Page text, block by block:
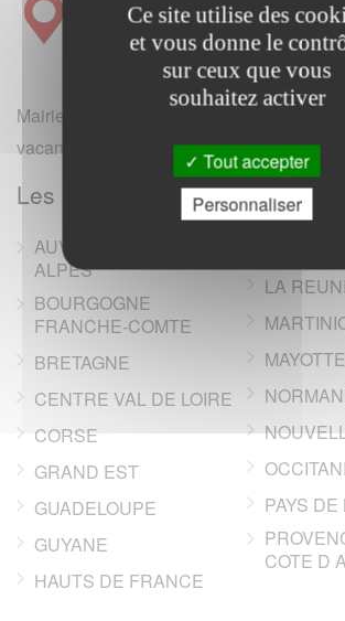
Mairie et office de tourisme de France
vacances, campings, annonces
Les regions de France
AUVERGNE RHONE-
ALPES
BOURGOGNE
FRANCHE-COMTE
BRETAGNE
CENTRE VAL DE LOIRE
CORSE
GRAND EST
GUADELOUPE
GUYANE
HAUTS DE FRANCE
LA
MAYOTTE
PAYS DE
COTE D
Ce site utilise des
et vous donne le
sur ceux que vous
souhaitez activer
Tout accepter
Personnaliser